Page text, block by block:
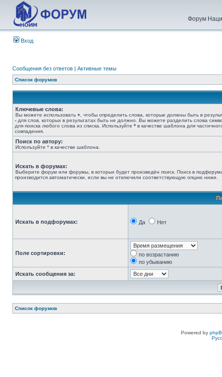
Форум
Вход
Сообщения без ответов | Активные темы
Список форумов
Ключевые слова:
Вы можете использовать + , чтобы определить слова, которые должны быть в
- для слов, которых в результатах быть не должно. Вы можете разделить слова
для поиска любого слова из списка. Используйте * в качестве шаблона для
совпадения.
Поиск по автору:
Используйте * в качестве шаблона.
Искать в форумах:
Выберите форум или форумы, в которых будет произведён поиск. Поиск в
производится автоматически, если вы не отключили соответствующую опцию ниже.
Искать в подфорумах: Да Нет
Поле сортировки:
по возрастанию
по убыванию
Искать сообщения за:
Список форумов
Powered by